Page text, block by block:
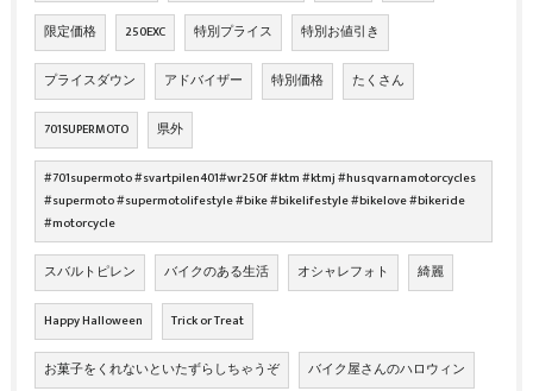
限定価格 250EXC 特別プライス 特別お値引き
プライスダウン アドバイザー 特別価格 たくさん
701SUPERMOTO 県外
#701supermoto #svartpilen401#wr250f #ktm #ktmj #husqvarnamotorcycles
#supermoto #supermotolifestyle #bike #bikelifestyle #bikelove #bikeride
#motorcycle
スバルトピレン バイクのある生活 オシャレフォト 綺麗
Happy Halloween Trick or Treat
お菓子をくれないといたずらしちゃうぞ バイク屋さんのハロウィン